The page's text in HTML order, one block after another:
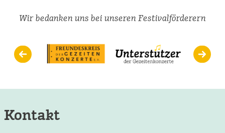
Wir bedanken uns bei unseren Festivalförderern
Kontakt